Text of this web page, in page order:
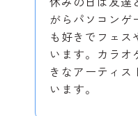
がらパソコンゲ
も好きでフェス
います。カラオ
きなアーティス
います。